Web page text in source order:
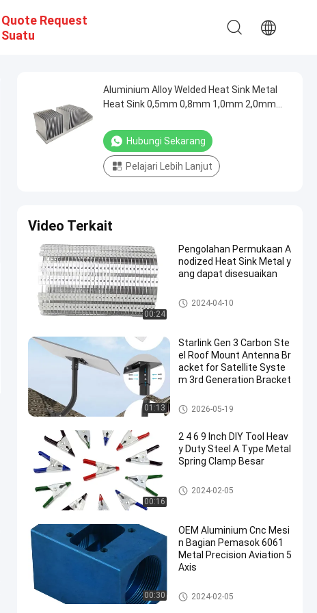
Quote Request
Suatu
Aluminium Alloy Welded Heat Sink Metal
Heat Sink 0,5mm 0,8mm 1,0mm 2,0mm
Hubungi Sekarang
Pelajari Lebih Lanjut
Video Terkait
00:24
Pengolahan Permukaan A
nodized Heat Sink Metal y
ang dapat disesuaikan
Heatsink Aluminium
2024-04-10
01:13
Starlink Gen 3 Carbon Ste
el Roof Mount Antenna Br
acket for Satellite Syste
m 3rd Generation Bracket
Braket Starlink
2026-05-19
00:16
2 4 6 9 Inch DIY Tool Heav
y Duty Steel A Type Metal
Spring Clamp Besar
Klem Matahari Logam
2024-02-05
00:30
OEM Aluminium Cnc Mesi
n Bagian Pemasok 6061
Metal Precision Aviation 5
Axis
Bagian Mesin Cnc
2024-02-05